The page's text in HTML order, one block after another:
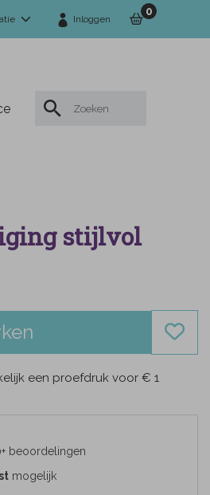
Inloggen
0
stijlvol
een proefdruk voor € 1
beoordelingen
mogelijk